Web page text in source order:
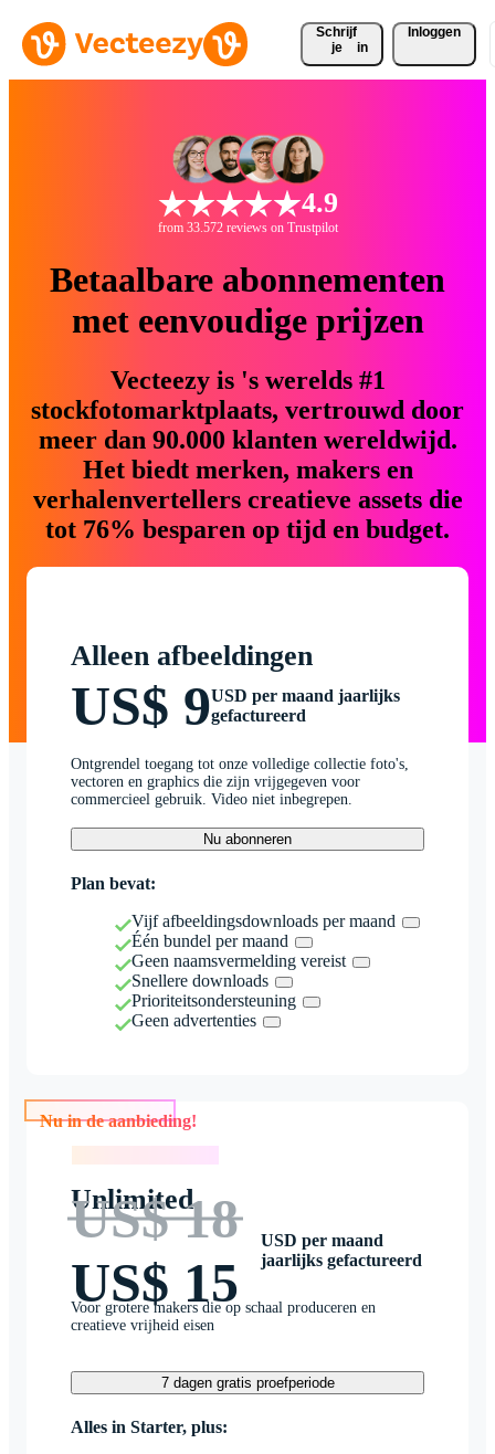
Schrijf
je
in
Inloggen
4.9
from 33.572 reviews on Trustpilot
Betaalbare abonnementen
met eenvoudige prijzen
Vecteezy is 's werelds #1
stockfotomarktplaats, vertrouwd door
meer dan 90.000 klanten wereldwijd.
Het biedt merken, makers en
verhalenvertellers creatieve assets die
tot 76% besparen op tijd en budget.
Alleen afbeeldingen
US$ 9USD per maand jaarlijks
gefactureerd
Ontgrendel toegang tot onze volledige collectie foto's,
vectoren en graphics die zijn vrijgegeven voor
commercieel gebruik. Video niet inbegrepen.
Nu abonneren
Plan bevat:
Vijf afbeeldingsdownloads per maand
Één bundel per maand
Geen naamsvermelding vereist
Snellere downloads
Prioriteitsondersteuning
Geen advertenties
Nu in de aanbieding!
Unlimited
US$ 18
US$ 15
USD per maand
jaarlijks gefactureerd
Voor grotere makers die op schaal produceren en
creatieve vrijheid eisen
7 dagen gratis proefperiode
Alles in Starter, plus: